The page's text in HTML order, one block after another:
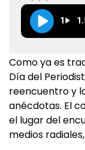
1
Como ya es
Día del
reencuentro y
anécdotas. El
el lugar del
medios